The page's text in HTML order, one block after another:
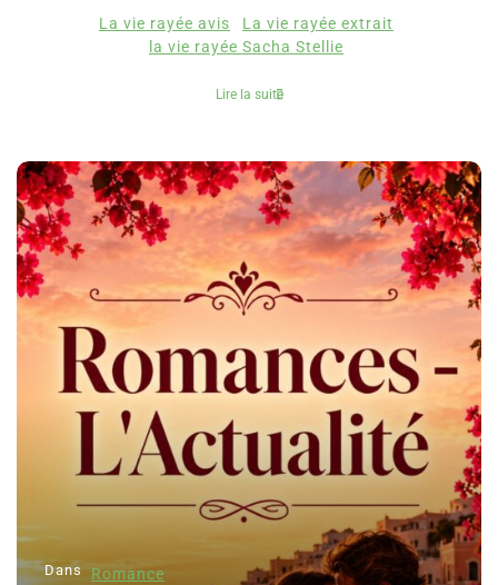
La vie rayée avis
La vie rayée extrait
la vie rayée Sacha Stellie
Lire la suite
Dans Romance